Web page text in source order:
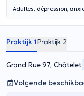
Adultes, dépression,
Praktijk 1Praktijk 2
Grand Rue 97, Châtelet
Volgende